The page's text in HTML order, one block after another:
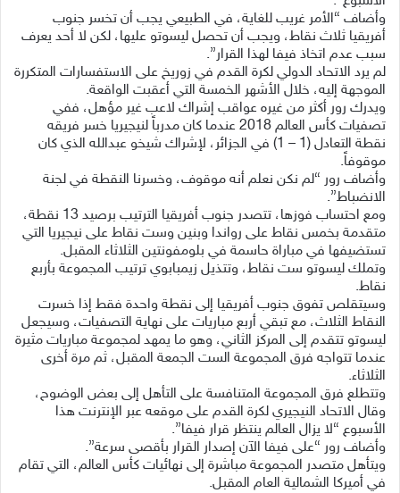
وأضاف “الأمر غريب للغاية، في الطبيعي يجب أن تخسر جنوب
أفريقيا ثلاث نقاط، ويجب أن تحصل ليسوتو عليها، لكن لا أحد يعرف
سبب عدم اتخاذ فيفا لهذا القرار”.
لم يرد الاتحاد الدولي لكرة القدم في زوريخ على الاستفسارات المتكررة
الموجهة إليه، خلال الأشهر الخمسة التي أعقبت الواقعة.
ويدرك رور أكثر من غيره عواقب إشراك لاعب غير مؤهل، ففي
تصفيات كأس العالم 2018 عندما كان مدرباً لنيجيريا خسر فريقه
نقطة التعادل (1 – 1) في الجزائر، لإشراك شيخو عبدالله الذي كان
موقوفاً.
وأضاف رور “لم نكن نعلم أنه موقوف، وخسرنا النقطة في لجنة
الانضباط”.
ومع احتساب فوزها، تتصدر جنوب أفريقيا الترتيب برصيد 13 نقطة،
متقدمة بخمس نقاط على رواندا وبنين وست نقاط على نيجيريا التي
تستضيفها في مباراة حاسمة في بلومفونتين الثلاثاء المقبل.
وتملك ليسوتو ست نقاط، وتتذيل زيمبابوي ترتيب المجموعة بأربع
نقاط.
وسيتقلص تفوق جنوب أفريقيا إلى نقطة واحدة فقط إذا خسرت
النقاط الثلاث، مع تبقي أربع مباريات على نهاية التصفيات، وسيجعل
ليسوتو تتقدم إلى المركز الثاني، وهو ما يمهد لمجموعة مباريات مثيرة
عندما تتواجه فرق المجموعة الست الجمعة المقبل، ثم مرة أخرى
الثلاثاء.
وتتطلع فرق المجموعة المتنافسة على التأهل إلى بعض الوضوح،
وقال الاتحاد النيجيري لكرة القدم على موقعه عبر الإنترنت هذا
الأسبوع “لا يزال العالم ينتظر قرار فيفا”.
وأضاف رور “على فيفا الآن إصدار القرار بأقصى سرعة”.
ويتأهل متصدر المجموعة مباشرة إلى نهائيات كأس العالم، التي تقام
في أميركا الشمالية العام المقبل.